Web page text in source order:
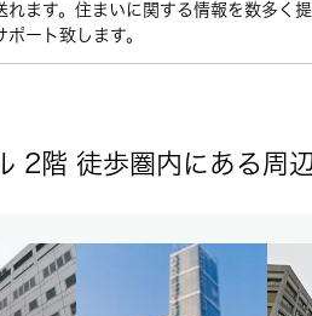
れます。住まいに関する情報を数多く
ート致します。
2階 徒歩圏内にある周